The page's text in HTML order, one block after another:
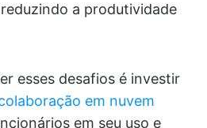
a produtividade
esses desafios é investir
em nuvem
em seu uso e